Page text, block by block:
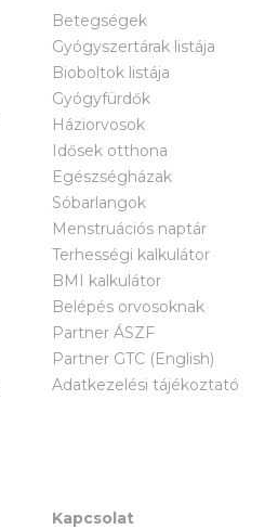
Betegségek
Gyógyszertárak listája
Bioboltok listája
Gyógyfürdők
Háziorvosok
Idősek otthona
Egészségházak
Sóbarlangok
Menstruációs naptár
Terhességi kalkulátor
BMI kalkulátor
Belépés orvosoknak
Partner ÁSZF
Partner GTC (English)
Adatkezelési tájékoztató
Kapcsolat